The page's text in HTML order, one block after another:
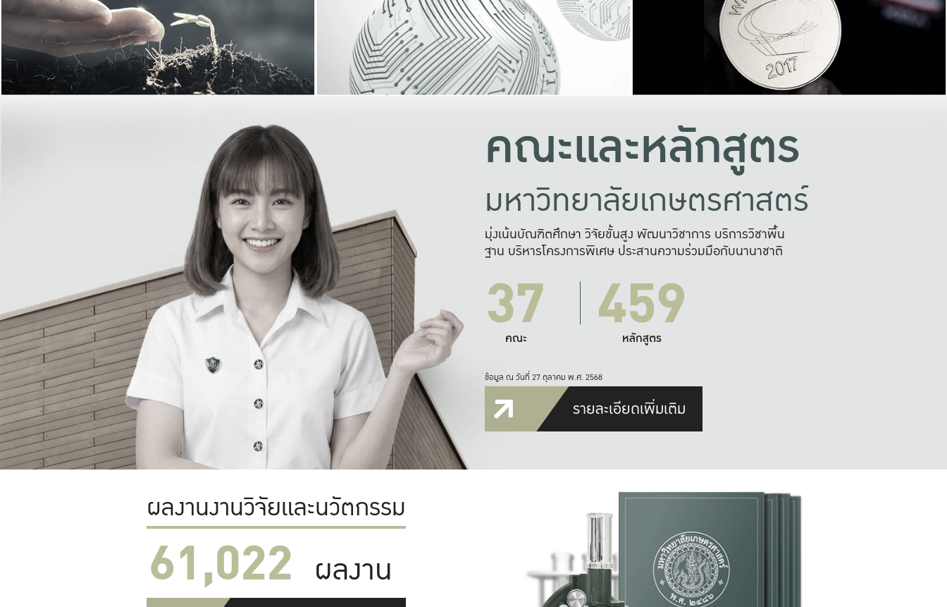
มองปัญหาในภาพกว้าง
แก้ไขจากปัญหาจุดเล็กๆ
เพื่อการทำงานแ
คณะและหลักสูตร
มหาวิทยาลัยเกษตรศาสตร์
มุ่งเน้นบัณฑิตศึกษา วิจัยขั้นสูง พัฒนาวิชาการ บริการวิชาพื้น
ฐาน บริหารโครงการพิเศษ ประสานความร่วมมือกับนานาชาติ
37
คณะ 459
หลักสูตร
ข้อมูล ณ วันที่ 27 ตุลาคม พ.ศ. 2568
รายละเอียดเพิ่มเติม
ผลงานงานวิจัยและนวัตกรรม
61,022 ผลงาน